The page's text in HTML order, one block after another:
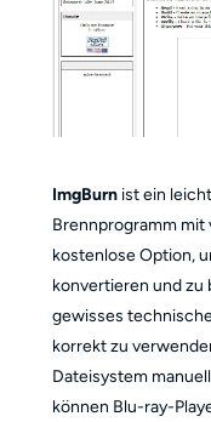
ImgBurnist ein
Brennprogramm mit
kostenlose Option,
konvertieren und
gewisses
korrekt zu
Dateisystem
können Blu-ray-